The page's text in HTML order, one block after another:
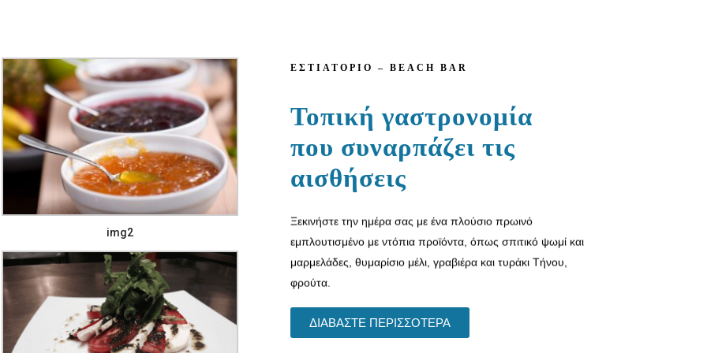
img2
ΕΣΤΙΑΤΌΡΙΟ – BEACH BAR
Τοπική γαστρονομία
που συναρπάζει τις
αισθήσεις
Ξεκινήστε την ημέρα σας με ένα πλούσιο πρωινό
εμπλουτισμένο με ντόπια προϊόντα, όπως σπιτικό ψωμί και
μαρμελάδες, θυμαρίσιο μέλι, γραβιέρα και τυράκι Τήνου,
φρούτα.
ΔΙΑΒΑΣΤΕ ΠΕΡΙΣΣΟΤΕΡΑ